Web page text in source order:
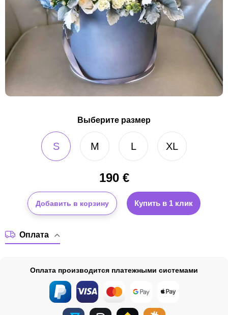
Выберите размер
S M L XL
190€
Добавить в корзину Купить в 1 клик
Оплата
Оплата производится платежными системами